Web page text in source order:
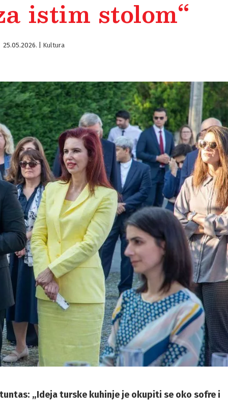
istim stolom“
25.05.2026. Kultura
„Ideja turske kuhinje je okupiti se oko sofre i